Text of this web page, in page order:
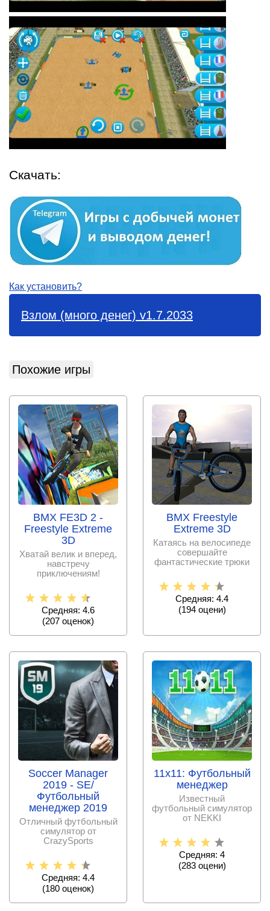
Скачать:
Как установить?
Взлом (много денег) v1.7.2033
Похожие игры
BMX FE3D 2 -
Freestyle Extreme
3D
Хватай велик и вперед,
навстречу
приключениям!
Средняя: 4.6
(207 оценок)
BMX Freestyle
Extreme 3D
Катаясь на велосипеде
совершайте
фантастические трюки
Средняя: 4.4
(194оцени)
Soccer Manager
2019 - SE/
Футбольный
менеджер 2019
Отличный футбольный
симулятор от
CrazySports
Средняя: 4.4
(180 оценок)
11x11: Футбольный
менеджер
Известный
футбольный симулятор
от NEKKI
Средняя: 4
(283оцени)